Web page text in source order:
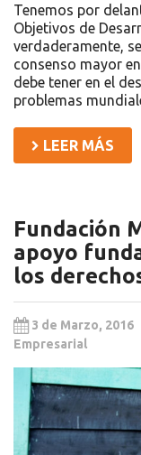
Tenemos por
Objetivos de
verdaderamente,
consenso mayor
debe tener en el
problemas
LEER MÁS
Fundación
apoyo
los
3 de Marzo, 2016
Empresarial